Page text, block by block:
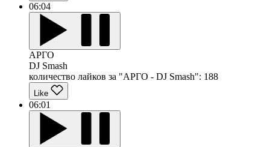
06:04
АРГО
DJ Smash
количество лайков за "АРГО - DJ Smash": 188
Like
06:01